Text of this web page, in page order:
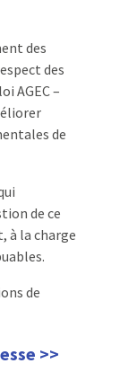
des
des
AGEC –
de
de ce
à la charge
de
>>